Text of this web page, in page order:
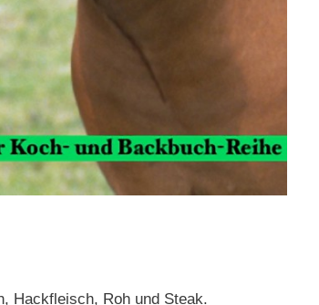
Hackfleisch, Roh und Steak.